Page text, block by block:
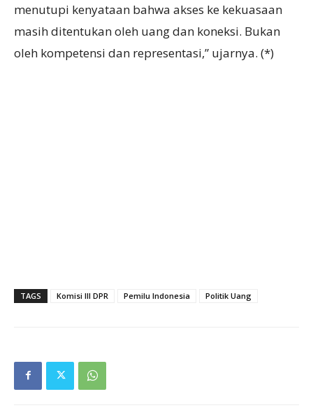
menutupi kenyataan bahwa akses ke kekuasaan
masih ditentukan oleh uang dan koneksi. Bukan
oleh kompetensi dan representasi,” ujarnya. (*)
TAGS Komisi III DPR Pemilu Indonesia Politik Uang